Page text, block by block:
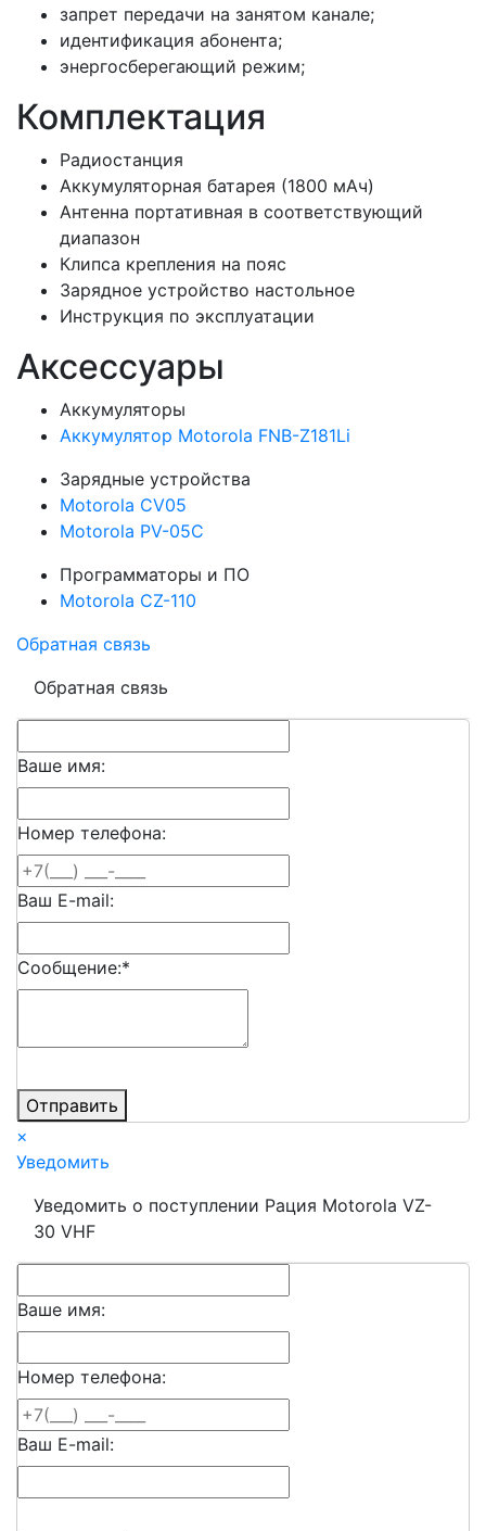
запрет передачи на занятом канале;
идентификация абонента;
энергосберегающий режим;
Комплектация
Радиостанция
Аккумуляторная батарея (1800 мАч)
Антенна портативная в соответствующий
диапазон
Клипса крепления на пояс
Зарядное устройство настольное
Инструкция по эксплуатации
Аксессуары
Аккумуляторы
Аккумулятор Motorola FNB-Z181Li
Зарядные устройства
Motorola CV05
Motorola PV-05C
Программаторы и ПО
Motorola CZ-110
Обратная связь
Обратная связь
Ваше имя:
Номер телефона:
Ваш E-mail:
Сообщение:*
Отправить
×
Уведомить
Уведомить о поступлении Рация Motorola VZ-
30 VHF
Ваше имя:
Номер телефона:
Ваш E-mail: